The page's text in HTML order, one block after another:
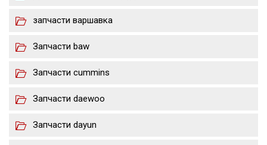
запчасти варшавка
Запчасти baw
Запчасти cummins
Запчасти daewoo
Запчасти dayun